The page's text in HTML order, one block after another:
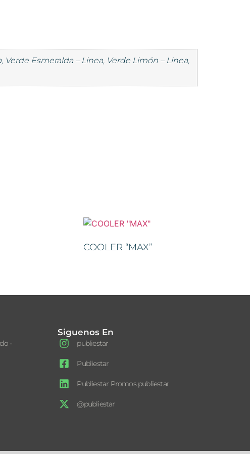
Verde Esmeralda – Linea, Verde Limón – Linea,
COOLER “MAX”
-
Siguenos En
publiestar
Publiestar
Publiestar Promos publiestar
@publiestar